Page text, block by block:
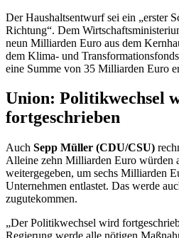
Der Haushaltsentwurf sei ein „erster
Richtung“. Dem
neun Milliarden Euro aus dem
dem Klima- und
eine Summe von 35 Milliarden Euro
Union: Politikwechsel
fortgeschrieben
Auch Sepp Müller (CDU/CSU)
Alleine zehn Milliarden Euro würden
weitergegeben, um sechs Milliarden
Unternehmen entlastet. Das werde
zugutekommen.
„Der Politikwechsel wird